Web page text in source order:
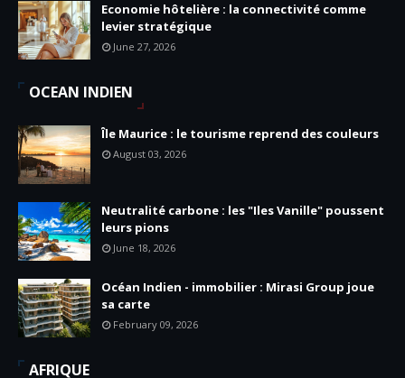
Economie hôtelière : la connectivité comme
levier stratégique
June 27, 2026
OCEAN INDIEN
Île Maurice : le tourisme reprend des couleurs
August 03, 2026
Neutralité carbone : les "Iles Vanille" poussent
leurs pions
June 18, 2026
Océan Indien - immobilier : Mirasi Group joue
sa carte
February 09, 2026
AFRIQUE